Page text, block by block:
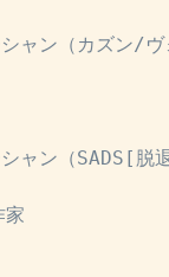
シャン（カズン/
シャン（SADS[